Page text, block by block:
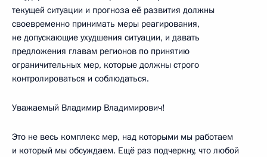
текущей ситуации и прогноза её развития должны
своевременно принимать меры реагирования,
не допускающие ухудшения ситуации, и давать
предложения главам регионов по принятию
ограничительных мер, которые должны строго
контролироваться и соблюдаться.
Уважаемый Владимир Владимирович!
Это не весь комплекс мер, над которыми мы работаем
и который мы обсуждаем. Ещё раз подчеркну, что любой